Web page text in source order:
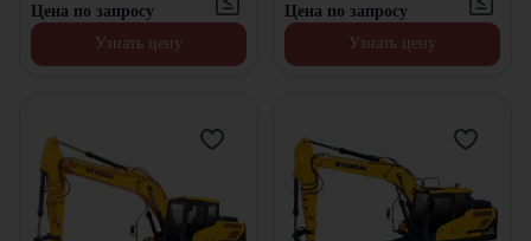
Цена по запросу
Узнать цену
Цена по запросу
Узнать цену